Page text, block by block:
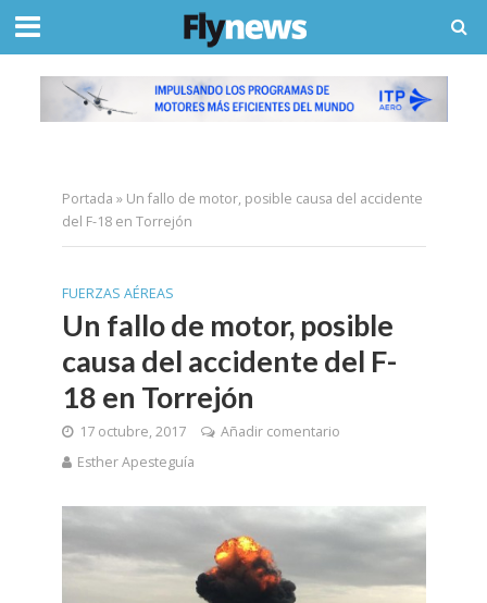
Portada » Un fallo de motor, posible causa del accidente
del F-18 en Torrejón
FUERZAS AÉREAS
Un fallo de motor, posible
causa del accidente del F-
18 en Torrejón
17 octubre, 2017
Añadir comentario
Esther Apesteguía